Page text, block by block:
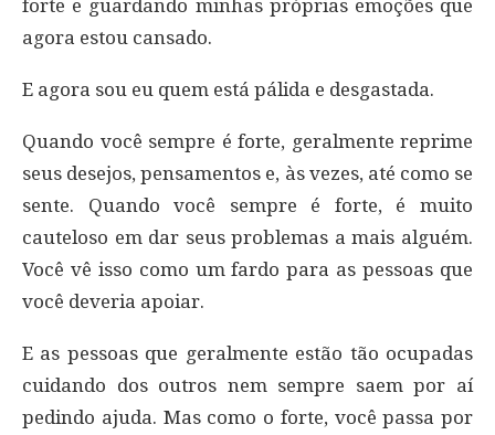
forte e guardando minhas próprias emoções que
agora estou cansado.
E agora sou eu quem está pálida e desgastada.
Quando você sempre é forte, geralmente reprime
seus desejos, pensamentos e, às vezes, até como se
sente. Quando você sempre é forte, é muito
cauteloso em dar seus problemas a mais alguém.
Você vê isso como um fardo para as pessoas que
você deveria apoiar.
E as pessoas que geralmente estão tão ocupadas
cuidando dos outros nem sempre saem por aí
pedindo ajuda. Mas como o forte, você passa por